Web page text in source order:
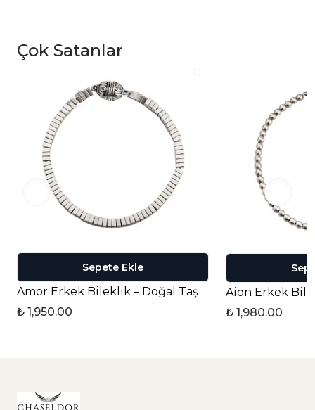
Çok Satanlar
Sepete Ekle
Amor Erkek Bileklik – Doğal Taş
₺ 1,950.00
Aion Erkek
₺ 1,980.00